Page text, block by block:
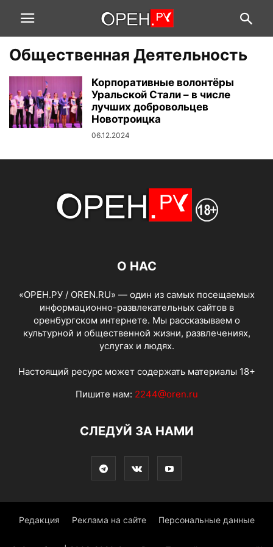
Общественная Деятельность
Корпоративные волонтёры
Уральской Стали – в числе
лучших добровольцев
Новотроицка
06.12.2024
О НАС
«ОРЕН.РУ / OREN.RU» — один из самых посещаемых
информационно-развлекательных сайтов в
оренбургском интернете. Мы рассказываем о
культурной и общественной жизни, развлечениях,
услугах и людях.
Настоящий ресурс может содержать материалы 18+
Пишите нам: 2244@oren.ru
СЛЕДУЙ ЗА НАМИ
Редакция Реклама на сайте Персональные данные